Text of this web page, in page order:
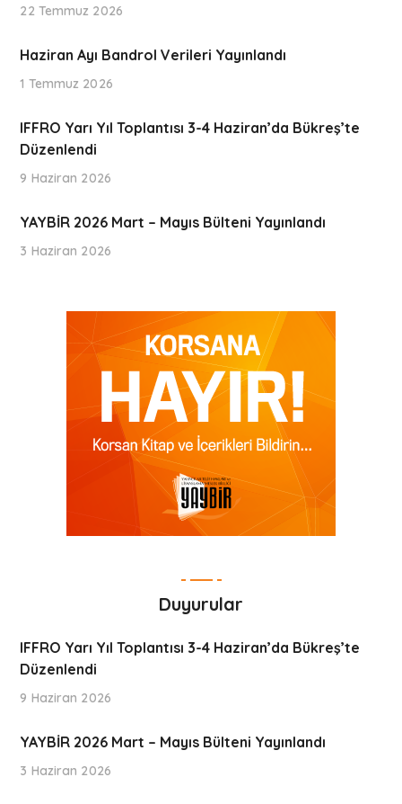
22 Temmuz 2026
Haziran Ayı Bandrol Verileri Yayınlandı
1 Temmuz 2026
IFFRO Yarı Yıl Toplantısı 3-4 Haziran’da Bükreş’te
Düzenlendi
9 Haziran 2026
YAYBİR 2026 Mart – Mayıs Bülteni Yayınlandı
3 Haziran 2026
Duyurular
IFFRO Yarı Yıl Toplantısı 3-4 Haziran’da Bükreş’te
Düzenlendi
9 Haziran 2026
YAYBİR 2026 Mart – Mayıs Bülteni Yayınlandı
3 Haziran 2026